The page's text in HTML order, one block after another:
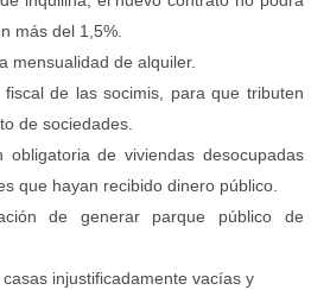
más del 1,5%.
mensualidad de alquiler.
de las socimis, para que tributen
de sociedades.
obligatoria de viviendas desocupadas
que hayan recibido dinero público.
de generar parque público de
injustificadamente vacías y